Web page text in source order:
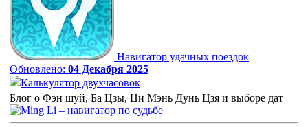
Навигатор удачных поездок
Обновлено: 04 Декабря 2025
Калькулятор двухчасовок
Блог о Фэн шуй, Ба Цзы, Ци Мэнь Дунь Цзя и выборе дат